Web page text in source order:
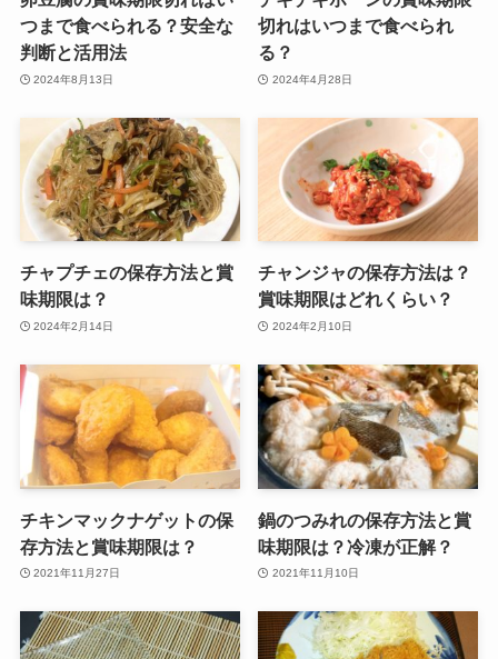
つまで食べられる？安全な
判断と活用法
2024年8月13日
切れはいつまで食べられ
る？
2024年4月28日
チャプチェの保存方法と賞
味期限は？
2024年2月14日
チャンジャの保存方法は？
賞味期限はどれくらい？
2024年2月10日
チキンマックナゲットの保
存方法と賞味期限は？
2021年11月27日
鍋のつみれの保存方法と賞
味期限は？冷凍が正解？
2021年11月10日